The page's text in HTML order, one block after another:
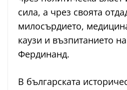
сила, а чрез своята
милосърдието,
каузи и възпитанието
Фердинанд.
В българската